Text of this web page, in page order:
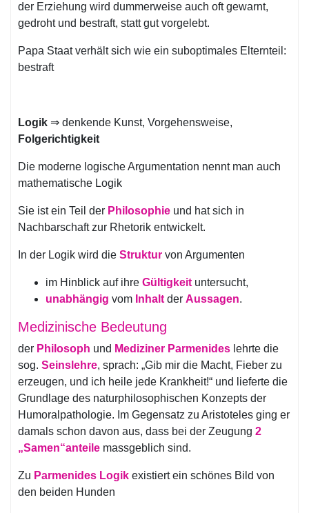
der Erziehung wird dummerweise auch oft gewarnt,
gedroht und bestraft, statt gut vorgelebt.
Papa Staat verhält sich wie ein suboptimales Elternteil:
bestraft
Logik ⇒ denkende Kunst, Vorgehensweise,
Folgerichtigkeit
Die moderne logische Argumentation nennt man auch
mathematische Logik
Sie ist ein Teil der Philosophie und hat sich in
Nachbarschaft zur Rhetorik entwickelt.
In der Logik wird die Struktur von Argumenten
im Hinblick auf ihre Gültigkeit untersucht,
unabhängig vom Inhalt der Aussagen.
Medizinische Bedeutung
der Philosoph und Mediziner Parmenides lehrte die
sog. Seinslehre, sprach: „Gib mir die Macht, Fieber zu
erzeugen, und ich heile jede Krankheit!“ und lieferte die
Grundlage des naturphilosophischen Konzepts der
Humoralpathologie. Im Gegensatz zu Aristoteles ging er
damals schon davon aus, dass bei der Zeugung 2
„Samen“anteile massgeblich sind.
Zu Parmenides Logik existiert ein schönes Bild von
den beiden Hunden